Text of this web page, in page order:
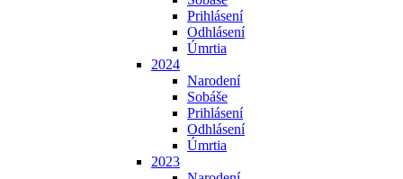
Prihlásení
Odhlásení
Úmrtia
2024
Narodení
Sobáše
Prihlásení
Odhlásení
Úmrtia
2023